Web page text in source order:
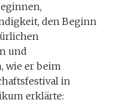
den Beginn
und
wie er beim
in
erklärte: